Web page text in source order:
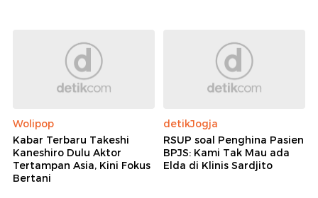
Wolipop
Kabar Terbaru Takeshi
Kaneshiro Dulu Aktor
Tertampan Asia, Kini Fokus
Bertani
detikJogja
RSUP soal Penghina Pasien
BPJS: Kami Tak Mau ada
Elda di Klinis Sardjito